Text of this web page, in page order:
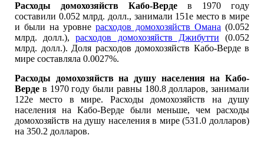
Расходы домохозяйств Кабо-Верде в 1970 году
составили 0.052 млрд. долл., занимали 151е место в мире
и были на уровне расходов домохозяйств Омана (0.052
млрд. долл.),расходов домохозяйств Джибутти (0.052
млрд. долл.). Доля расходов домохозяйств Кабо-Верде в
мире составляла 0.0027%.
Расходы домохозяйств на душу населения на Кабо-
Верде в 1970 году были равны 180.8 долларов, занимали
122е место в мире. Расходы домохозяйств на душу
населения на Кабо-Верде были меньше, чем расходы
домохозяйств на душу населения в мире (531.0 долларов)
на 350.2 долларов.